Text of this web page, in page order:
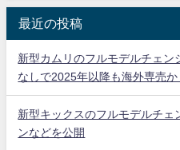
最近の投稿
新型カムリのフルモデルチェ
なしで2025年以降も海外専売か
新型キックスのフルモデルチェ
ンなどを公開